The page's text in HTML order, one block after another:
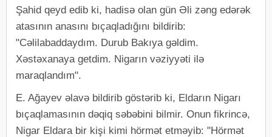
Şahid qeyd edib ki, hadisə olan gün Əli zəng edərək
atasının anasını bıçaqladığını bildirib:
"Cəlilabaddaydım. Durub Bakıya gəldim.
Xəstəxanaya getdim. Nigarın vəziyyəti ilə
maraqlandım".
E. Ağayev əlavə bildirib göstərib ki, Eldarın Nigarı
bıçaqlamasının dəqiq səbəbini bilmir. Onun fikrincə,
Nigar Eldara bir kişi kimi hörmət etməyib: "Hörmət